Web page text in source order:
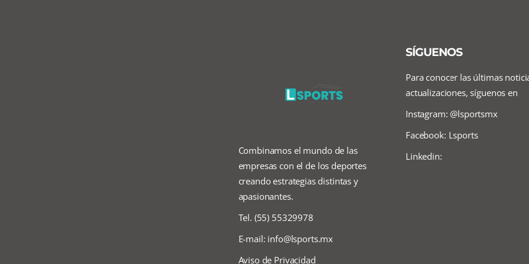
Combinamos el mundo de las
empresas con el de los deportes
creando estrategias distintas y
apasionantes.
Tel. (55) 55329978
E-mail: info@lsports.mx
Aviso de Privacidad
SÍGUENOS
Para conocer las últimas
actualizaciones, síguenos en
Instagram: @lsportsmx
Facebook: Lsports
Linkedin: